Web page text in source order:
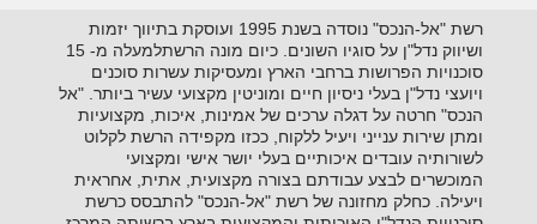
רשת "אל-הנכס" נוסדה בשנת 1995 ועוסקת בתיווך יזמות
ושיווק נדל"ן על סוגיו השונים. כיום מונה הרשתלמעלה מ- 15
סוכנויות הפרושות ברחבי הארץ ומעסיקות עשרות סוכנים
ויועצי נדל"ן בעלי ניסיון חיים ומוניטין מקצועי עשיר ביותר. "אל
הנכס" חרטה על דגלה ערכים של אמינות, איכות, מקצועיות
ומתן שירות ענייני ויעיל ללקוח, ככזו מקפידה הרשת לקלוט
לשורותיה עובדים איכותיים בעלי יושר אישי ומקצועי
המוכשרים לבצע עבודתם בצורה מקצועית, אתית, אחראית
ויעילה. כחלק מחזונה של רשת "אל-הנכס" להתבסס כרשת